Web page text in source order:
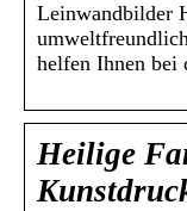
Leinwandbilder
helfen Ihnen bei
Heilige